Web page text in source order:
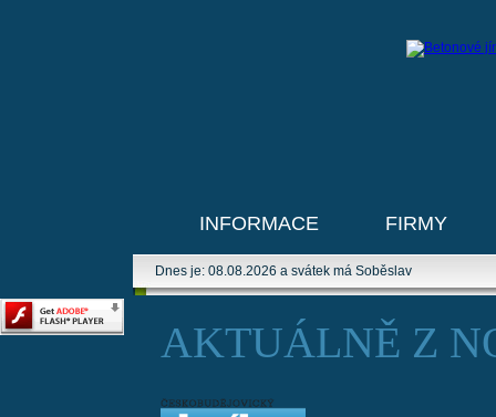
INFORMACE FIRMY
Dnes je: 08.08.2026 a svátek má Soběslav
AKTUÁLNĚ Z